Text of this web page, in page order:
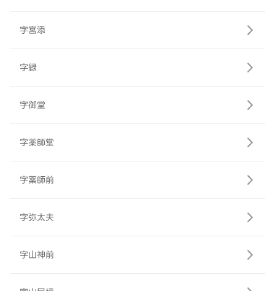
字宮添
字緑
字御堂
字薬師堂
字薬師前
字弥太夫
字山神前